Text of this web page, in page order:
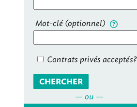
Mot-clé (optionnel)
Contrats privés acceptés?
CHERCHER
— ou —